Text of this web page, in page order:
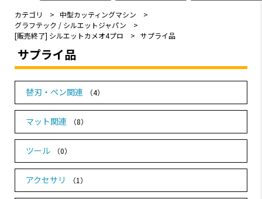
カテゴリ > 中型カッティングマシン
>
グラフテック / シルエットジャパン
>
[販売終了] シルエットカメオ4プロ
> サプライ品
サプライ品
替刃・ペン関連 （4）
マット関連 （8）
ツール （0）
アクセサリ （1）